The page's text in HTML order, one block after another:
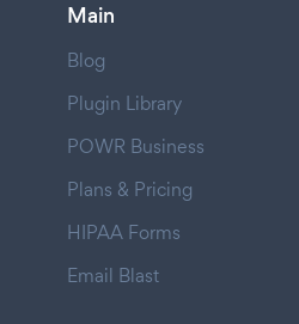
Main
Blog
Plugin Library
POWR Business
Plans & Pricing
HIPAA Forms
Email Blast